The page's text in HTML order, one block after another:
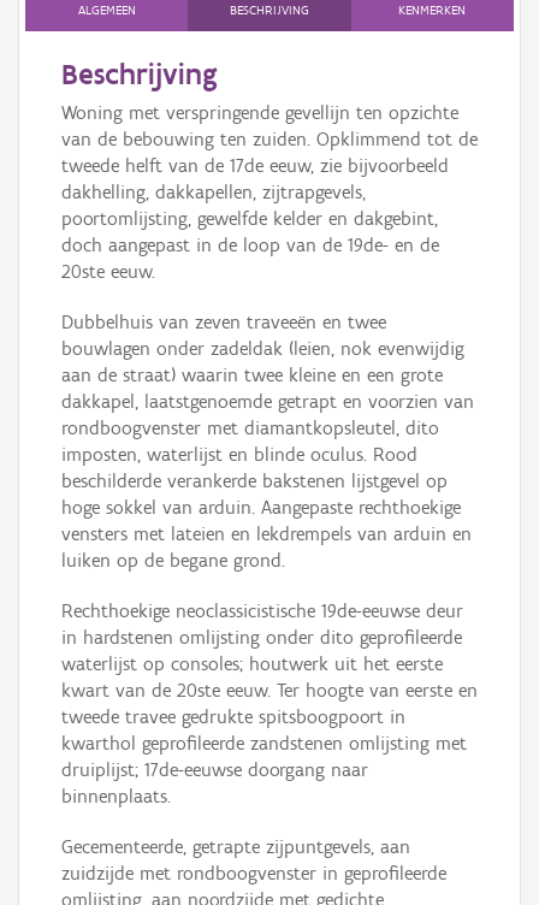
ALGEMEEN BESCHRIJVING KENMERKEN
Beschrijving
Woning met verspringende gevellijn ten opzichte
van de bebouwing ten zuiden. Opklimmend tot de
tweede helft van de 17de eeuw, zie bijvoorbeeld
dakhelling, dakkapellen, zijtrapgevels,
poortomlijsting, gewelfde kelder en dakgebint,
doch aangepast in de loop van de 19de- en de
20ste eeuw.
Dubbelhuis van zeven traveeën en twee
bouwlagen onder zadeldak (leien, nok evenwijdig
aan de straat) waarin twee kleine en een grote
dakkapel, laatstgenoemde getrapt en voorzien van
rondboogvenster met diamantkopsleutel, dito
imposten, waterlijst en blinde oculus. Rood
beschilderde verankerde bakstenen lijstgevel op
hoge sokkel van arduin. Aangepaste rechthoekige
vensters met lateien en lekdrempels van arduin en
luiken op de begane grond.
Rechthoekige neoclassicistische 19de-eeuwse deur
in hardstenen omlijsting onder dito geprofileerde
waterlijst op consoles; houtwerk uit het eerste
kwart van de 20ste eeuw. Ter hoogte van eerste en
tweede travee gedrukte spitsboogpoort in
kwarthol geprofileerde zandstenen omlijsting met
druiplijst; 17de-eeuwse doorgang naar
binnenplaats.
Gecementeerde, getrapte zijpuntgevels, aan
zuidzijde met rondboogvenster in geprofileerde
omlijsting, aan noordzijde met gedichte